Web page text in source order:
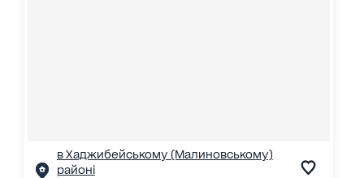
в Хаджибейському (Малиновському)
районі